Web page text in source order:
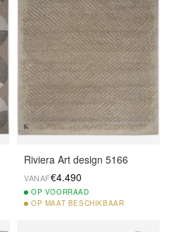
Riviera Art design 5166
VANAF€4.490
OP VOORRAAD
OP MAAT BESCHIKBAAR